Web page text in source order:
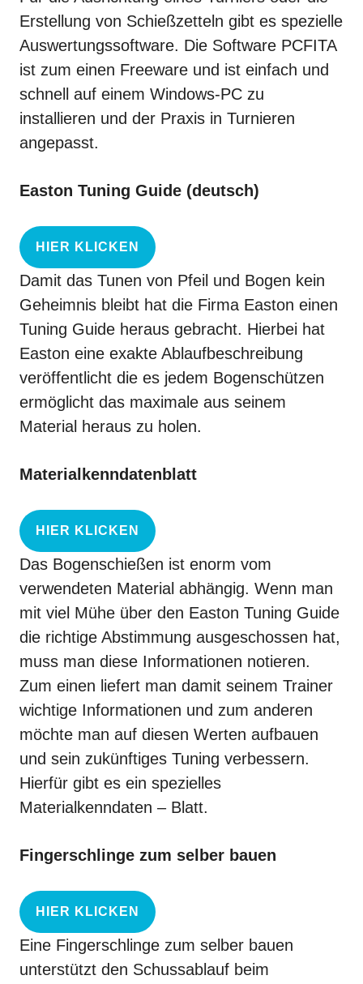
Erstellung von Schießzetteln gibt es spezielle
Auswertungssoftware. Die Software PCFITA
ist zum einen Freeware und ist einfach und
schnell auf einem Windows-PC zu
installieren und der Praxis in Turnieren
angepasst.
Easton Tuning Guide (deutsch)
HIER KLICKEN
Damit das Tunen von Pfeil und Bogen kein
Geheimnis bleibt hat die Firma Easton einen
Tuning Guide heraus gebracht. Hierbei hat
Easton eine exakte Ablaufbeschreibung
veröffentlicht die es jedem Bogenschützen
ermöglicht das maximale aus seinem
Material heraus zu holen.
Materialkenndatenblatt
HIER KLICKEN
Das Bogenschießen ist enorm vom
verwendeten Material abhängig. Wenn man
mit viel Mühe über den Easton Tuning Guide
die richtige Abstimmung ausgeschossen hat,
muss man diese Informationen notieren.
Zum einen liefert man damit seinem Trainer
wichtige Informationen und zum anderen
möchte man auf diesen Werten aufbauen
und sein zukünftiges Tuning verbessern.
Hierfür gibt es ein spezielles
Materialkenndaten – Blatt.
Fingerschlinge zum selber bauen
HIER KLICKEN
Eine Fingerschlinge zum selber bauen
unterstützt den Schussablauf beim